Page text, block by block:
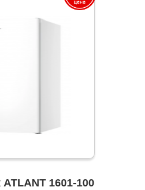
1601-100